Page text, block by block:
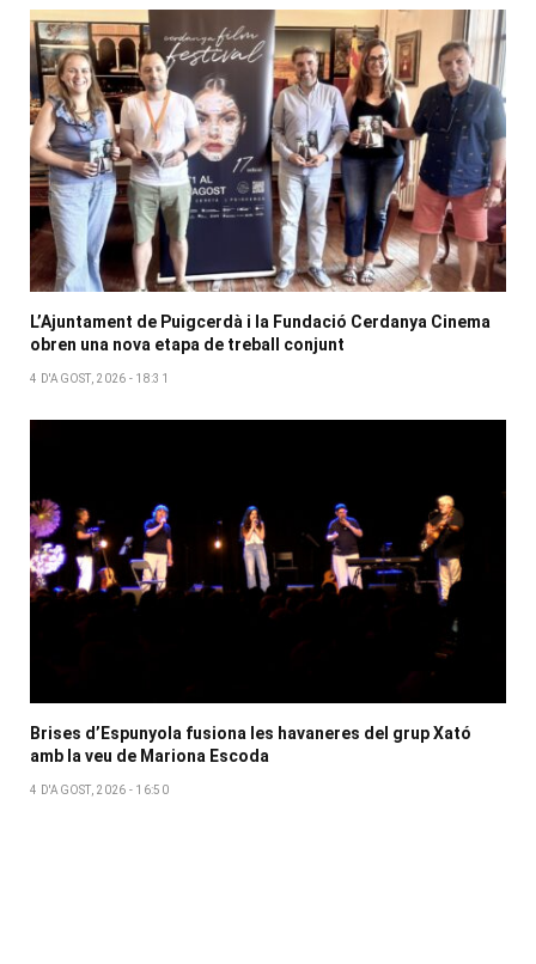
L’Ajuntament de Puigcerdà i la Fundació Cerdanya Cinema
obren una nova etapa de treball conjunt
4 D'AGOST, 2026 - 18:31
Brises d’Espunyola fusiona les havaneres del grup Xató
amb la veu de Mariona Escoda
4 D'AGOST, 2026 - 16:50